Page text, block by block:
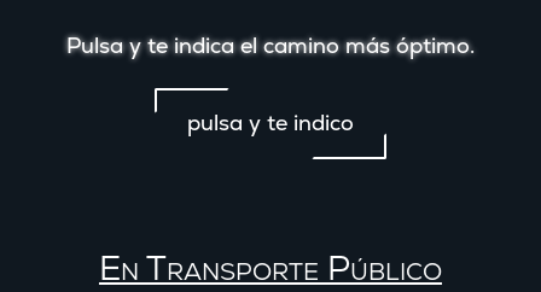
Pulsa y te indica el camino más óptimo.
pulsa y te indico
En Transporte Público